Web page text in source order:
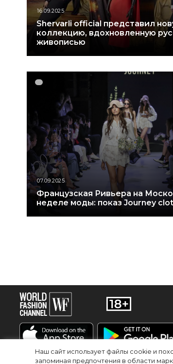
Наш сайт использует файлы cookie и
запоминая предпочтения в области
16.09.2025
Shervarli official представил
коллекцию, вдохновленную
живописью
07.09.2025
Французская Ривьера на
неделе моды: показ Journey
EN